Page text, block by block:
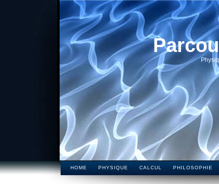
HOME PHYSIQUE CALCUL PHILOSOPHIE